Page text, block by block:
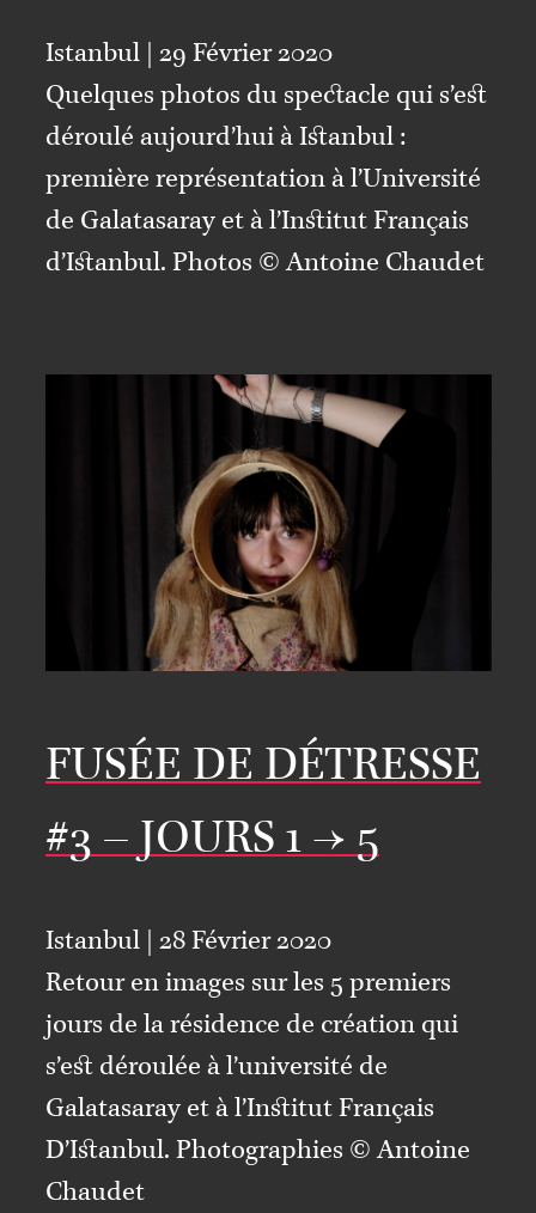
Istanbul | 29 Février 2020
Quelques photos du spectacle qui s’est
déroulé aujourd’hui à Istanbul :
première représentation à l’Université
de Galatasaray et à l’Institut Français
d’Istanbul. Photos © Antoine Chaudet
FUSÉE DE DÉTRESSE
#3 – JOURS 1 → 5
Istanbul | 28 Février 2020
Retour en images sur les 5 premiers
jours de la résidence de création qui
s’est déroulée à l’université de
Galatasaray et à l’Institut Français
D’Istanbul. Photographies © Antoine
Chaudet